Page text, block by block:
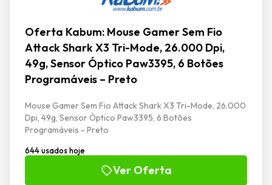
Oferta Kabum: Mouse Gamer Sem Fio
Attack Shark X3 Tri-Mode, 26.000 Dpi,
49g, Sensor Óptico Paw3395, 6 Botões
Programáveis – Preto
Mouse Gamer Sem Fio Attack Shark X3 Tri-Mode, 26.000
Dpi, 49g, Sensor Óptico Paw3395, 6 Botões
Programáveis - Preto
644 usados hoje
Ver Oferta